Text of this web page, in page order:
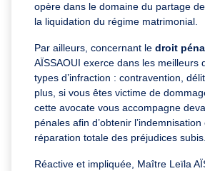
opère dans le domaine du partage
la liquidation du régime matrimonial.
Par ailleurs, concernant le droit
AÏSSAOUI exerce dans les meilleurs
types d’infraction : contravention,
plus, si vous êtes victime de
cette avocate vous accompagne
pénales afin d’obtenir
réparation totale des préjudices subis.
Réactive et impliquée, Maître Leïla